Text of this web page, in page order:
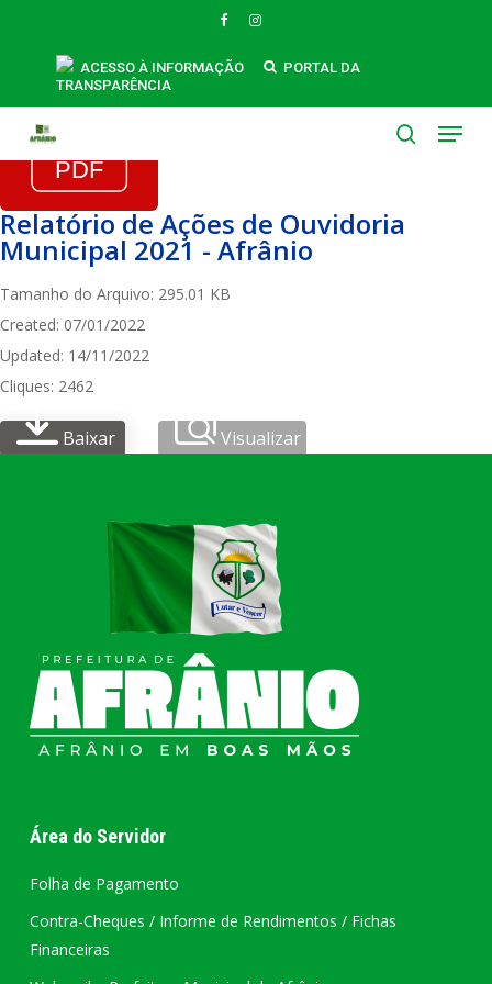
FACEBOOKINSTAGRAM
ACESSO À INFORMAÇÃO
PORTAL DA
TRANSPARÊNCIA
Menu
Relatório de Ações de Ouvidoria
Municipal 2021 - Afrânio
Tamanho do Arquivo: 295.01 KB
Created: 07/01/2022
Updated: 14/11/2022
Cliques: 2462
Baixar Visualizar
Área do Servidor
Folha de Pagamento
Contra-Cheques / Informe de Rendimentos / Fichas
Financeiras